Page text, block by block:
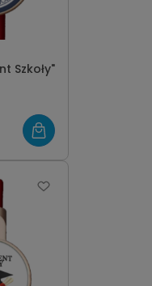
Szkoły"